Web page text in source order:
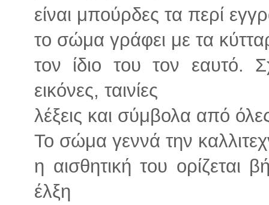
είναι μπούρδες τα περί
το σώμα γράφει με τα
τον ίδιο του τον εαυτό.
εικόνες, ταινίες
λέξεις και σύμβολα από
Το σώμα γεννά την
η αισθητική του
έλξη